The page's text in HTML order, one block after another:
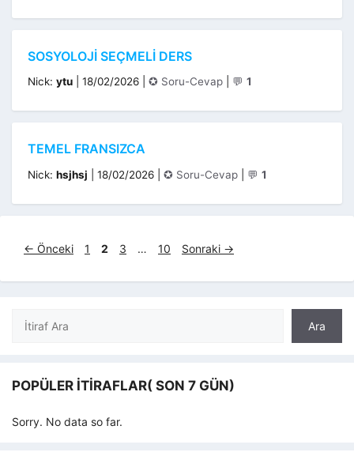
SOSYOLOJI SEÇMELI DERS
Nick: ytu 18/02/2026 Kategoriler
✪ Soru-Cevap 💬 1
TEMEL FRANSIZCA
Nick: hsjhsj 18/02/2026 Kategoriler
✪ Soru-Cevap 💬 1
← Önceki Sayfa
1 Sayfa
2 Sayfa
3 … Sayfa
10 Sonraki →
Ara
Ara
POPÜLER İTIRAFLAR( SON 7 GÜN)
Sorry. No data so far.